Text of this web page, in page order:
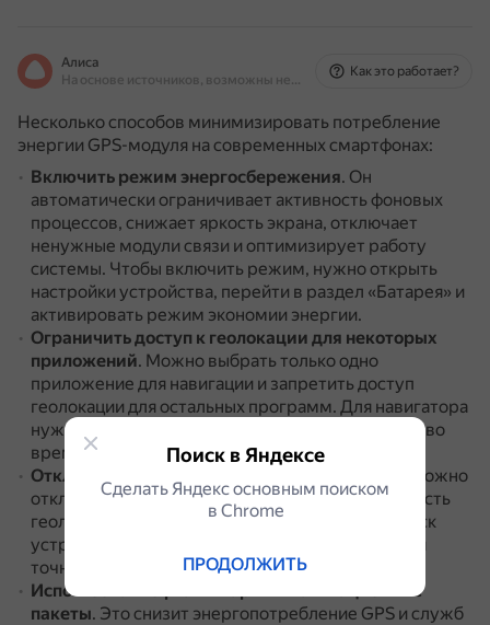
Алиса
На основе источников, возможны неточности
Как это работает?
Несколько способов минимизировать потребление
энергии GPS-модуля на современных смартфонах:
Включить режим энергосбережения. Он
автоматически ограничивает активность фоновых
процессов, снижает яркость экрана, отключает
ненужные модули связи и оптимизирует работу
системы. Чтобы включить режим, нужно открыть
настройки устройства, перейти в раздел «Батарея» и
активировать режим экономии энергии.
Ограничить доступ к геолокации для некоторых
приложений. Можно выбрать только одно
приложение для навигации и запретить доступ
геолокации для остальных программ. Для навигатора
нужно установить значение «Разрешить только во
время использования».
Отключить некоторые функции геолокации
Можно
отключить «Историю местоположений», «Точность
геолокации Google», «Поиск сетей Wi-Fi» и «Поиск
устройств Bluetooth».
точность определения геолокации.
Использовать офлайн-карты и навигационные
пакеты. Это снизит энергопотребление GPS и служб
Поиск в Яндексе
Сделать Яндекс основным поиском
в Сhrome
ПРОДОЛЖИТЬ